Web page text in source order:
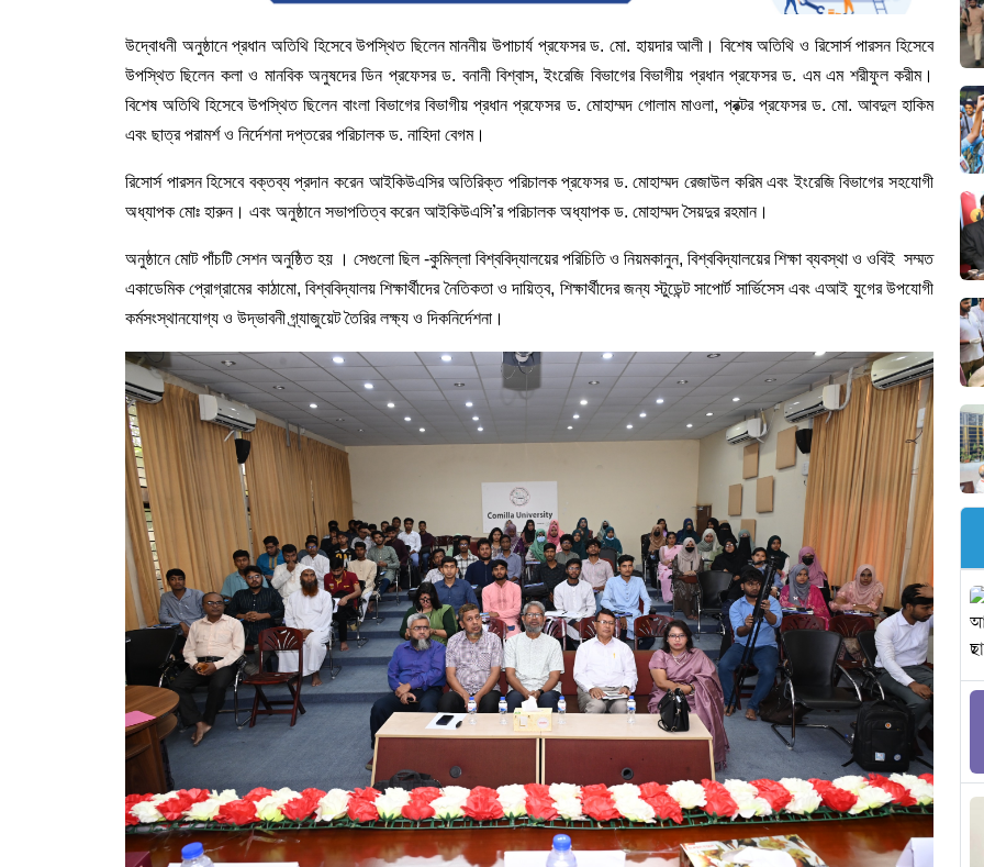
উদ্বোধনী অনুষ্ঠানে প্রধান অতিথি হিসেবে উপস্থিত ছিলেন মাননীয় উপাচার্য প্রফেসর ড. মো. হায়দার আলী। বিশেষ অতিথি ও রিসোর্স পারসন হিসেবে
উপস্থিত ছিলেন কলা ও মানবিক অনুষদের ডিন প্রফেসর ড. বনানী বিশ্বাস, ইংরেজি বিভাগের বিভাগীয় প্রধান প্রফেসর ড. এম এম শরীফুল করীম।
বিশেষ অতিথি হিসেবে উপস্থিত ছিলেন বাংলা বিভাগের বিভাগীয় প্রধান প্রফেসর ড. মোহাম্মদ গোলাম মাওলা, প্রক্টর প্রফেসর ড. মো. আবদুল হাকিম
এবং ছাত্র পরামর্শ ও নির্দেশনা দপ্তরের পরিচালক ড. নাহিদা বেগম।
রিসোর্স পারসন হিসেবে বক্তব্য প্রদান করেন আইকিউএসির অতিরিক্ত পরিচালক প্রফেসর ড. মোহাম্মদ রেজাউল করিম এবং ইংরেজি বিভাগের সহযোগী
অধ্যাপক মোঃ হারুন। এবং অনুষ্ঠানে সভাপতিত্ব করেন আইকিউএসি’র পরিচালক অধ্যাপক ড. মোহাম্মদ সৈয়দুর রহমান।
অনুষ্ঠানে মোট পাঁচটি সেশন অনুষ্ঠিত হয় । সেগুলো ছিল -কুমিল্লা বিশ্ববিদ্যালয়ের পরিচিতি ও নিয়মকানুন, বিশ্ববিদ্যালয়ের শিক্ষা ব্যবস্থা ও ওবিই সম্মত
একাডেমিক প্রোগ্রামের কাঠামো, বিশ্ববিদ্যালয় শিক্ষার্থীদের নৈতিকতা ও দায়িত্ব, শিক্ষার্থীদের জন্য স্টুডেন্ট সাপোর্ট সার্ভিসেস এবং এআই যুগের উপযোগী
কর্মসংস্থানযোগ্য ও উদ্ভাবনী গ্র্যাজুয়েট তৈরির লক্ষ্য ও দিকনির্দেশনা।